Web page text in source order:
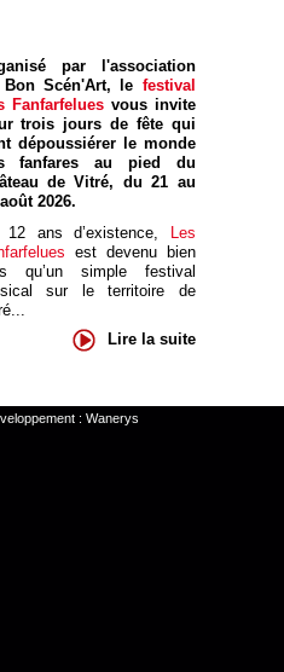
par l'association
Bon Scén'Art, le festival
Fanfarfelues vous invite
trois jours de fête qui
dépoussiérer le monde
fanfares au pied du
de Vitré, du 21 au
2026.
12 ans d’existence, Les
est devenu bien
qu’un simple festival
sur le territoire de
Lire la suite
: Wanerys